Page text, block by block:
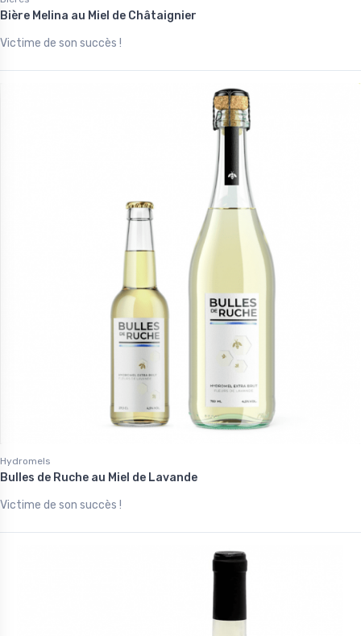
Bière Melina au Miel de Châtaignier
Victime de son succès !
Hydromels
Bulles de Ruche au Miel de Lavande
Victime de son succès !